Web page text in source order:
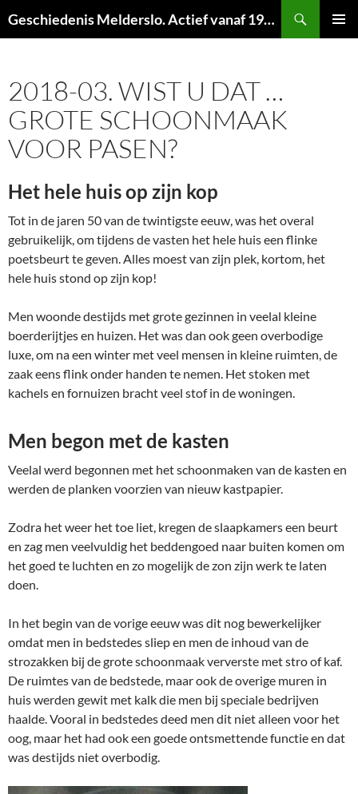
naar
Geschiedenis Melderslo. Actief vanaf 1973!
2018-03. WIST U DAT …
GROTE SCHOONMAAK
VOOR PASEN?
Het hele huis op zijn kop
Tot in de jaren 50 van de twintigste eeuw, was het overal
gebruikelijk, om tijdens de vasten het hele huis een flinke
poetsbeurt te geven. Alles moest van zijn plek, kortom, het
hele huis stond op zijn kop!
Men woonde destijds met grote gezinnen in veelal kleine
boerderijtjes en huizen. Het was dan ook geen overbodige
luxe, om na een winter met veel mensen in kleine ruimten, de
zaak eens flink onder handen te nemen. Het stoken met
kachels en fornuizen bracht veel stof in de woningen.
Men begon met de kasten
Veelal werd begonnen met het schoonmaken van de kasten en
werden de planken voorzien van nieuw kastpapier.
Zodra het weer het toe liet, kregen de slaapkamers een beurt
en zag men veelvuldig het beddengoed naar buiten komen om
het goed te luchten en zo mogelijk de zon zijn werk te laten
doen.
In het begin van de vorige eeuw was dit nog bewerkelijker
omdat men in bedstedes sliep en men de inhoud van de
strozakken bij de grote schoonmaak ververste met stro of kaf.
De ruimtes van de bedstede, maar ook de overige muren in
huis werden gewit met kalk die men bij speciale bedrijven
haalde. Vooral in bedstedes deed men dit niet alleen voor het
oog, maar het had ook een goede ontsmettende functie en dat
was destijds niet overbodig.